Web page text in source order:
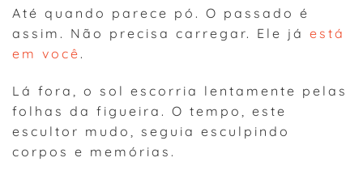
Até quando parece pó. O passado é
assim. Não precisa carregar. Ele já está
em você .
Lá fora, o sol escorria lentamente pelas
folhas da figueira. O tempo, este
escultor mudo, seguia esculpindo
corpos e memórias.